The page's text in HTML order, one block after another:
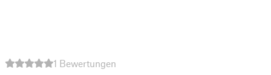
1 Bewertungen